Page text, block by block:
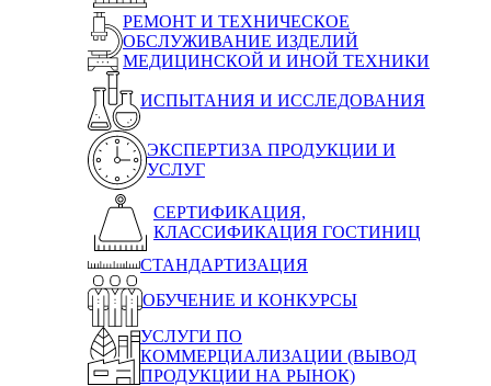
РЕМОНТ И ТЕХНИЧЕСКОЕ
ОБСЛУЖИВАНИЕ ИЗДЕЛИЙ
МЕДИЦИНСКОЙ И ИНОЙ ТЕХНИКИ
ИСПЫТАНИЯ И ИССЛЕДОВАНИЯ
ЭКСПЕРТИЗА ПРОДУКЦИИ И
УСЛУГ
СЕРТИФИКАЦИЯ,
КЛАССИФИКАЦИЯ ГОСТИНИЦ
СТАНДАРТИЗАЦИЯ
ОБУЧЕНИЕ И КОНКУРСЫ
УСЛУГИ ПО
КОММЕРЦИАЛИЗАЦИИ (ВЫВОД
ПРОДУКЦИИ НА РЫНОК)